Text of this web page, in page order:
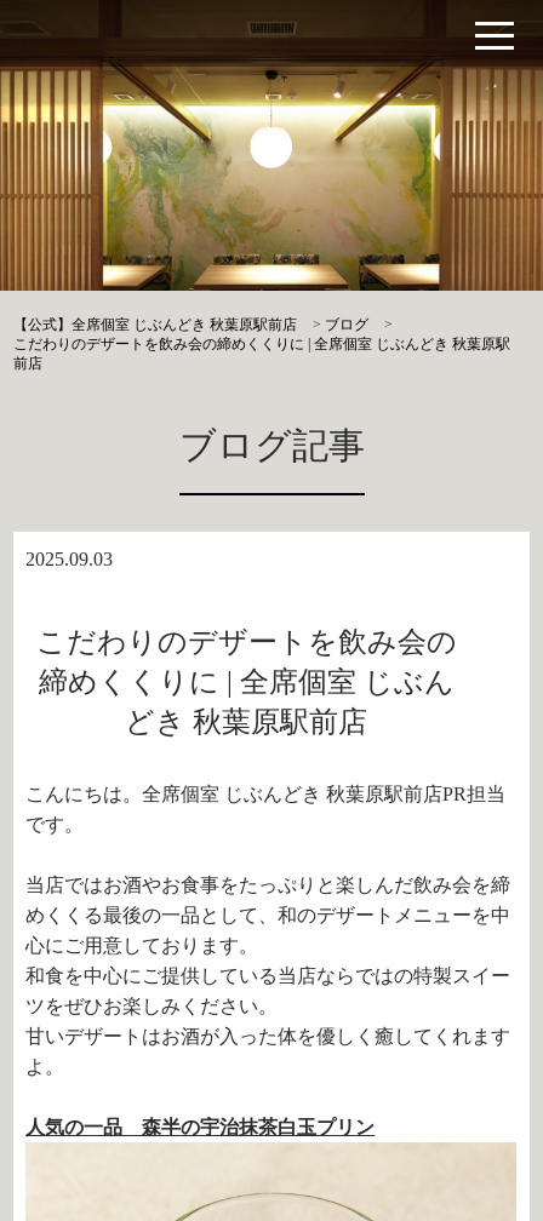
【公式】全席個室 じぶんどき 秋葉原駅前店 > ブログ
>
こだわりのデザートを飲み会の締めくくりに | 全席個室 じぶんどき 秋葉原駅
前店
ブログ記事
2025.09.03
こだわりのデザートを飲み会の
締めくくりに | 全席個室 じぶん
どき 秋葉原駅前店
こんにちは。全席個室 じぶんどき 秋葉原駅前店PR担当
です。
当店ではお酒やお食事をたっぷりと楽しんだ飲み会を締
めくくる最後の一品として、和のデザートメニューを中
心にご用意しております。
和食を中心にご提供している当店ならではの特製スイー
ツをぜひお楽しみください。
甘いデザートはお酒が入った体を優しく癒してくれます
よ。
人気の一品 森半の宇治抹茶白玉プリン